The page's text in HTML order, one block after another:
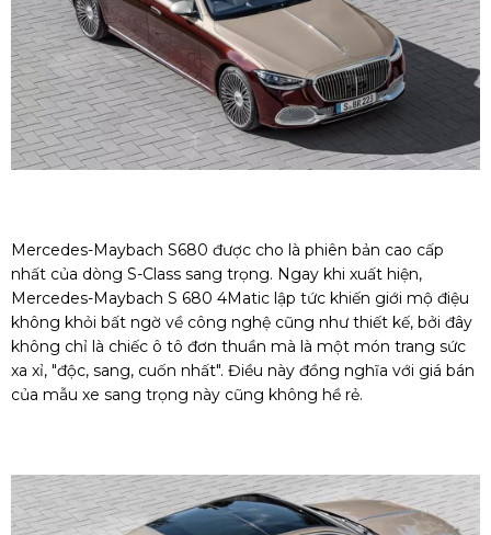
Mercedes-Maybach S680 được cho là phiên bản cao cấp
nhất của dòng S-Class sang trọng. Ngay khi xuất hiện,
Mercedes-Maybach S 680 4Matic lập tức khiến giới mộ điệu
không khỏi bất ngờ về công nghệ cũng như thiết kế, bởi đây
không chỉ là chiếc ô tô đơn thuần mà là một món trang sức
xa xỉ, "độc, sang, cuốn nhất". Điều này đồng nghĩa với giá bán
của mẫu xe sang trọng này cũng không hề rẻ.